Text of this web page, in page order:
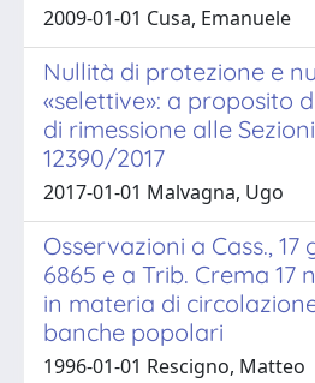
2009-01-01 Cusa, Emanuele
Nullità di protezione e
«selettive»: a proposito
di rimessione alle
12390/2017
2017-01-01 Malvagna, Ugo
Osservazioni a Cass., 17
6865 e a Trib. Crema 17
in materia di
banche popolari
1996-01-01 Rescigno, Matteo